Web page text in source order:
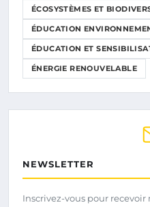
ÉCOSYSTÈMES ET
ÉDUCATION
ÉDUCATION ET
ÉNERGIE RENOUVELABLE
NEWSLETTER
Inscrivez-vous pour recevoir